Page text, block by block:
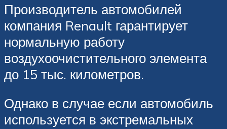
Производитель автомобилей
компания Renault гарантирует
нормальную работу
воздухоочистительного элемента
до 15 тыс. километров.
Однако в случае если автомобиль
используется в экстремальных